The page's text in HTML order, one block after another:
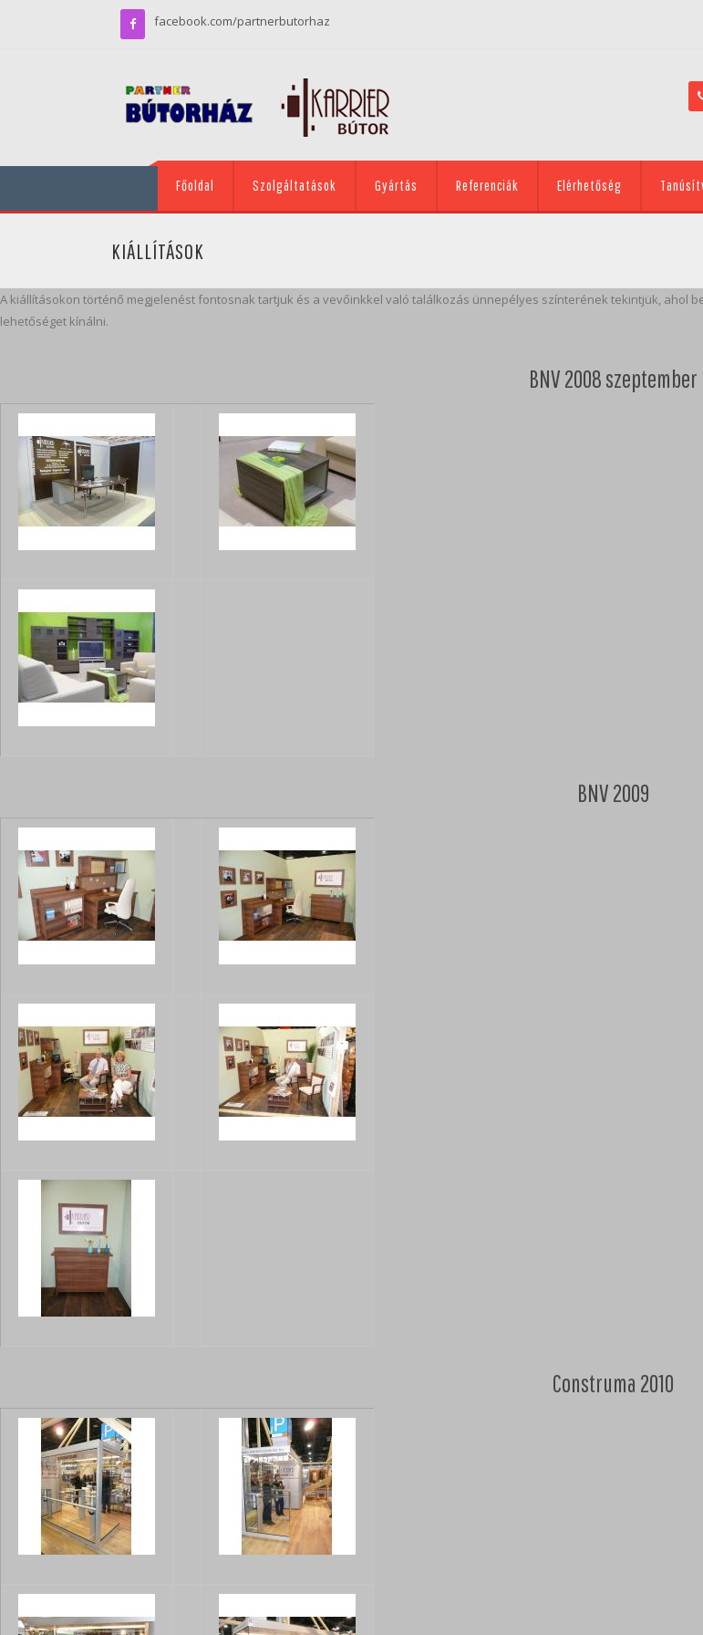
facebook.com/partnerbutorhaz
Főoldal Szolgáltatások Gyártás Referenciák Elérhetőség
KIÁLLÍTÁSOK
A kiállításokon történő megjelenést fontosnak tartjuk és a vevőinkkel való találkozás ünnepélyes színterének tekintjük, ahol
lehetőséget kínálni.
BNV 2008 szeptember
BNV 2009
Construma 2010